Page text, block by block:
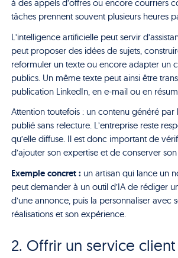
à des appels d’offres ou encore courriers
tâches prennent souvent plusieurs heures
L’intelligence artificielle peut servir
peut proposer des idées de sujets,
reformuler un texte ou encore adapter un
publics. Un même texte peut ainsi être
publication LinkedIn, en e-mail ou en
Attention toutefois : un contenu généré par
publié sans relecture. L’entreprise reste
qu’elle diffuse. Il est donc important de
d’ajouter son expertise et de conserver
Exemple concret : un artisan qui lance un
peut demander à un outil d’IA de rédiger
d’une annonce, puis la personnaliser avec
réalisations et son expérience.
2. Offrir un service